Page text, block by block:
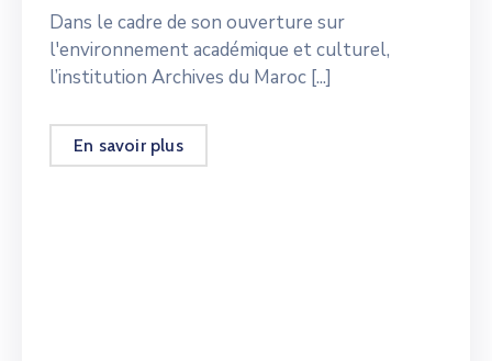
Dans le cadre de son ouverture sur
l'environnement académique et culturel,
l’institution Archives du Maroc [...]
En savoir plus